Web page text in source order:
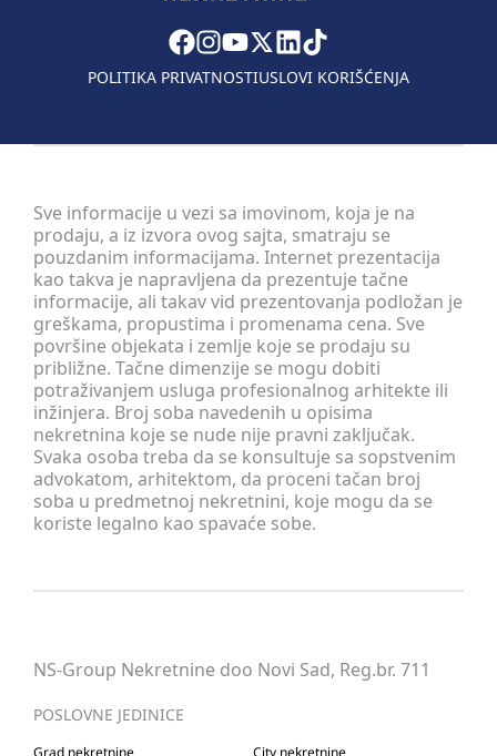
POLITIKA PRIVATNOSTIUSLOVI KORIŠĆENJA
Sve informacije u vezi sa imovinom, koja je na
prodaju, a iz izvora ovog sajta, smatraju se
pouzdanim informacijama. Internet prezentacija
kao takva je napravljena da prezentuje tačne
informacije, ali takav vid prezentovanja podložan je
greškama, propustima i promenama cena. Sve
površine objekata i zemlje koje se prodaju su
približne. Tačne dimenzije se mogu dobiti
potraživanjem usluga profesionalnog arhitekte ili
inžinjera. Broj soba navedenih u opisima
nekretnina koje se nude nije pravni zaključak.
Svaka osoba treba da se konsultuje sa sopstvenim
advokatom, arhitektom, da proceni tačan broj
soba u predmetnoj nekretnini, koje mogu da se
koriste legalno kao spavaće sobe.
NS-Group Nekretnine doo Novi Sad, Reg.br. 711
POSLOVNE JEDINICE